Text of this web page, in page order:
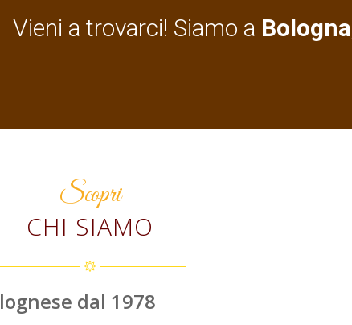
Vieni a trovarci! Siamo a Bologna
Scopri
CHI SIAMO
dal 1978